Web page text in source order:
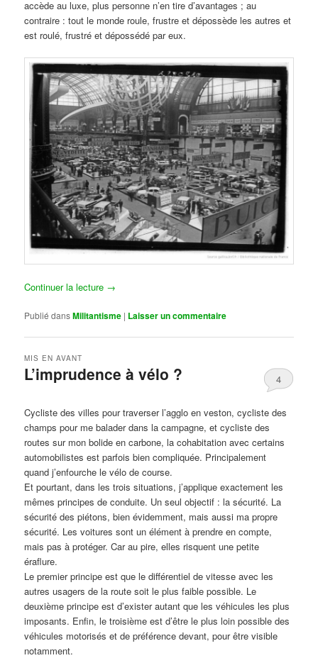
accède au luxe, plus personne n’en tire d’avantages ; au
contraire : tout le monde roule, frustre et dépossède les autres et
est roulé, frustré et dépossédé par eux.
Continuer la lecture →
Publié dansMilitantisme | Laisser un commentaire
L’imprudence à vélo ?
MIS EN AVANT
4
Cycliste des villes pour traverser l’agglo en veston, cycliste des
champs pour me balader dans la campagne, et cycliste des
routes sur mon bolide en carbone, la cohabitation avec certains
automobilistes est parfois bien compliquée. Principalement
quand j’enfourche le vélo de course.
Et pourtant, dans les trois situations, j’applique exactement les
mêmes principes de conduite. Un seul objectif : la sécurité. La
sécurité des piétons, bien évidemment, mais aussi ma propre
sécurité. Les voitures sont un élément à prendre en compte,
mais pas à protéger. Car au pire, elles risquent une petite
éraflure.
Le premier principe est que le différentiel de vitesse avec les
autres usagers de la route soit le plus faible possible. Le
deuxième principe est d’exister autant que les véhicules les plus
imposants. Enfin, le troisième est d’être le plus loin possible des
véhicules motorisés et de préférence devant, pour être visible
notamment.